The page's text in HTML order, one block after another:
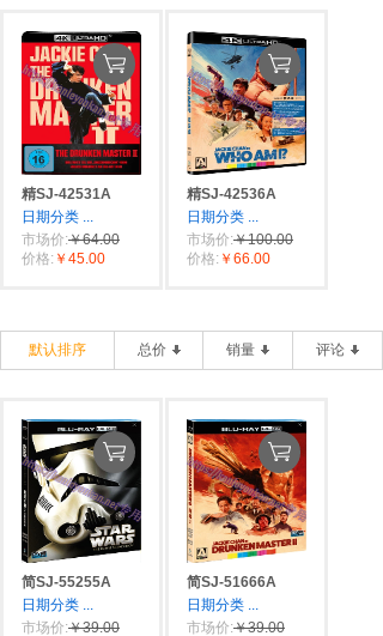
精SJ-42531A
日期分类 ...
市场价:￥64.00
价格: ￥45.00
精SJ-42536A
日期分类 ...
市场价:￥100.00
价格: ￥66.00
默认排序 总价 销量 评论
简SJ-55255A
日期分类 ...
市场价:￥39.00
简SJ-51666A
日期分类 ...
市场价:￥39.00